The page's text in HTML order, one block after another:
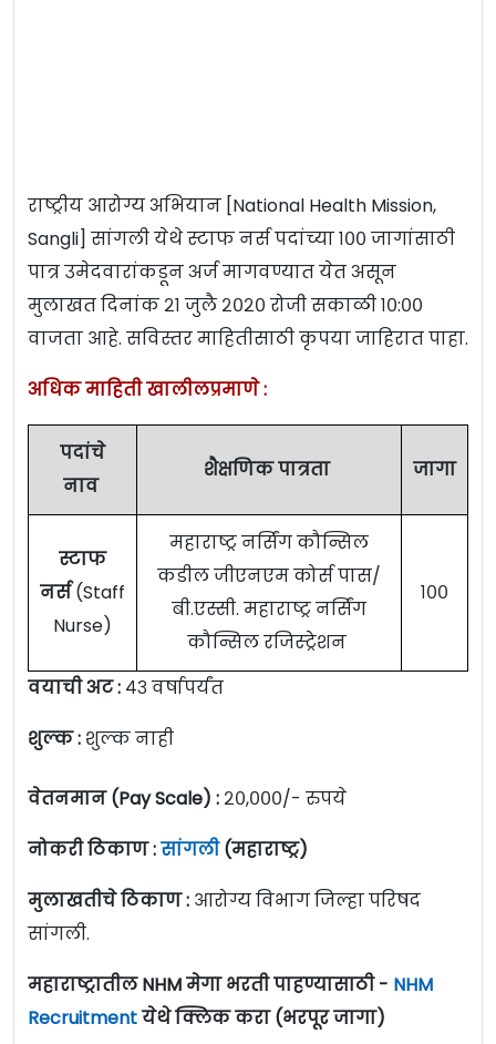
राष्ट्रीय आरोग्य अभियान [National Health Mission,
Sangli] सांगली येथे स्टाफ नर्स पदांच्या १०० जागांसाठी
पात्र उमेदवारांकडून अर्ज मागवण्यात येत असून
मुलाखत दिनांक २१ जुलै २०२० रोजी सकाळी १०:००
वाजता आहे. सविस्तर माहितीसाठी कृपया जाहिरात पाहा.
अधिक माहिती खालीलप्रमाणे :
पदांचे
नाव
शैक्षणिक पात्रता जागा
स्टाफ
नर्स(Staff
Nurse)
महाराष्ट्र नर्सिंग कौन्सिल
कडील जीएनएम कोर्स पास/
बी.एस्सी. महाराष्ट्र नर्सिंग
कौन्सिल रजिस्ट्रेशन
१००
वयाची अट : ४३ वर्षापर्यंत
शुल्क : शुल्क नाही
वेतनमान (Pay Scale) : २०,०००/- रुपये
नोकरी ठिकाण :सांगली(महाराष्ट्र)
मुलाखतीचे ठिकाण : आरोग्य विभाग जिल्हा परिषद
सांगली.
महाराष्ट्रातील NHM मेगा भरती पाहण्यासाठी - NHM
Recruitmentयेथे क्लिक करा (भरपूर जागा)